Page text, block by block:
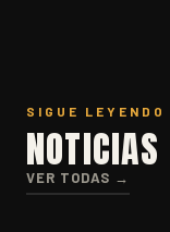
SIGUE LEYENDO
NOTICIAS
VER TODAS →